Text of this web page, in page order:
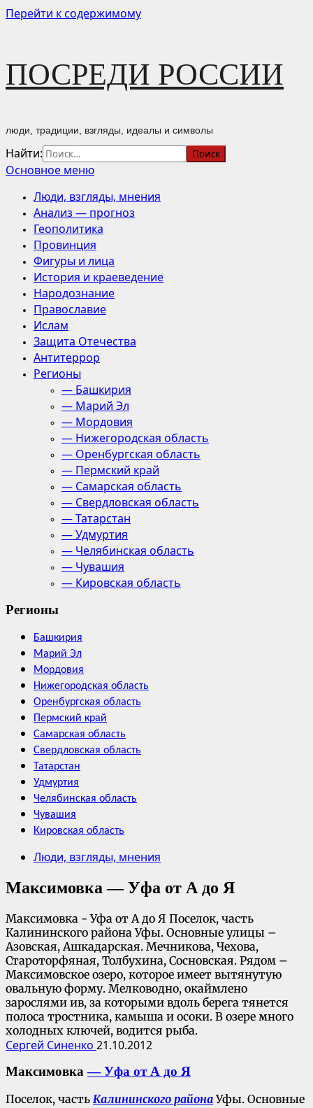
Перейти к содержимому
ПОСРЕДИ РОССИИ
люди, традиции, взгляды, идеалы и символы
Найти:
Основное меню
Люди, взгляды, мнения
Анализ — прогноз
Геополитика
Провинция
Фигуры и лица
История и краеведение
Народознание
Православие
Ислам
Защита Отечества
Антитеррор
Регионы
— Башкирия
— Марий Эл
— Мордовия
— Нижегородская область
— Оренбургская область
— Пермский край
— Самарская область
— Свердловская область
— Татарстан
— Удмуртия
— Челябинская область
— Чувашия
— Кировская область
Регионы
Башкирия
Марий Эл
Мордовия
Нижегородская область
Оренбургская область
Пермский край
Самарская область
Свердловская область
Татарстан
Удмуртия
Челябинская область
Чувашия
Кировская область
Люди, взгляды, мнения
Максимовка — Уфа от А до Я
Максимовка - Уфа от А до Я Поселок, часть
Калининского района Уфы. Основные улицы –
Азовская, Ашкадарская. Мечникова, Чехова,
Староторфяная, Толбухина, Сосновская. Рядом –
Максимовское озеро, которое имеет вытянутую
овальную форму. Мелководно, окаймлено
зарослями ив, за которыми вдоль берега тянется
полоса тростника, камыша и осоки. В озере много
холодных ключей, водится рыба.
Сергей Синенко 21.10.2012
Максимовка— Уфа от А до Я
Поселок, часть Калининского районаУфы. Основные